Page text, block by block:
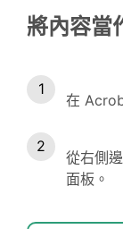
將內容當
在
從右側
面板。